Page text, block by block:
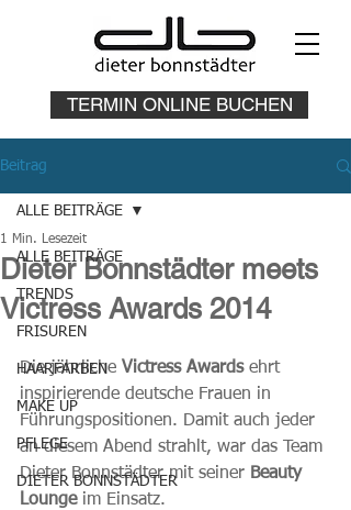
TERMIN ONLINE BUCHEN
Beitrag
ALLE BEITRÄGE
TRENDS
FRISUREN
HAARFARBEN
MAKE UP
PFLEGE
DIETER BONNSTÄDTER
ALLE BEITRÄGE
Dieter Bonnstädter meets
Victress Awards 2014
1 Min. Lesezeit
Die jährliche Victress Awards ehrt
inspirierende deutsche Frauen in
Führungspositionen. Damit auch jeder
an diesem Abend strahlt, war das Team
Dieter Bonnstädter mit seiner Beauty
Lounge im Einsatz.